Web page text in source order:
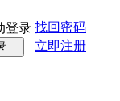
登录 找回密码
立即注册